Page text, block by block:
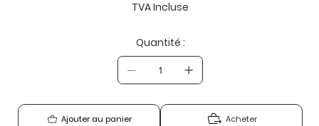
TVA Incluse
Quantité :
Ajouter au panier Acheter